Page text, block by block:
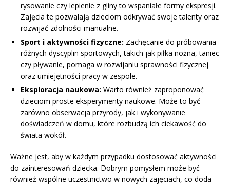
rysowanie czy lepienie z gliny to wspaniałe formy ekspresji.
Zajęcia te pozwalają dzieciom odkrywać swoje talenty oraz
rozwijać zdolności manualne.
Sport i aktywności fizyczne: Zachęcanie do próbowania
różnych dyscyplin sportowych, takich jak piłka nożna, taniec
czy pływanie, pomaga w rozwijaniu sprawności fizycznej
oraz umiejętności pracy w zespole.
Eksploracja naukowa: Warto również zaproponować
dzieciom proste eksperymenty naukowe. Może to być
zarówno obserwacja przyrody, jak i wykonywanie
doświadczeń w domu, które rozbudzą ich ciekawość do
świata wokół.
Ważne jest, aby w każdym przypadku dostosować aktywności
do zainteresowań dziecka. Dobrym pomysłem może być
również wspólne uczestnictwo w nowych zajęciach, co doda